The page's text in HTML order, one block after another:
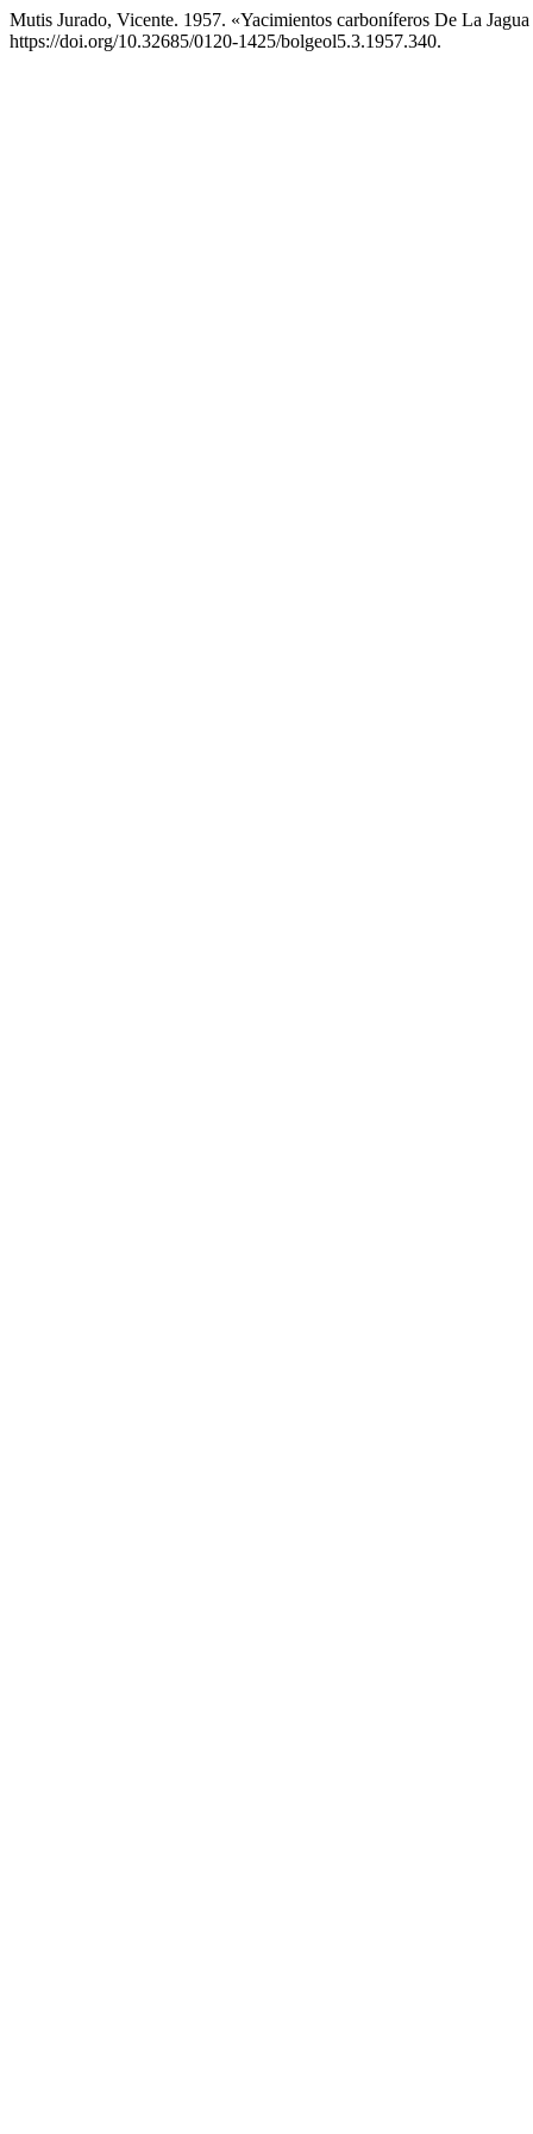
Mutis Jurado, Vicente. 1957. «Yacimientos carboníferos De La
https://doi.org/10.32685/0120-1425/bolgeol5.3.1957.340.